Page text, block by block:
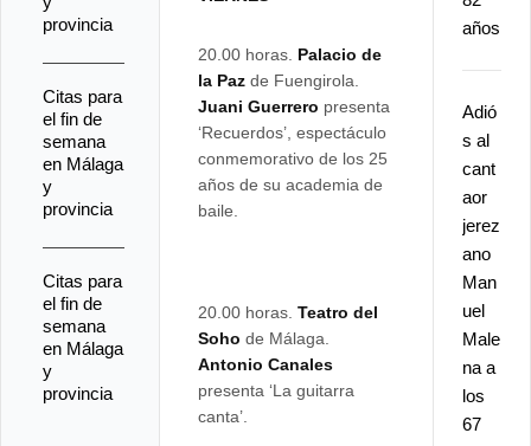
20.00 horas. Palacio de
la Pazde Fuengirola.
Juani Guerrero presenta
‘Recuerdos’, espectáculo
conmemorativo de los 25
años de su academia de
baile.
20.00 horas.Teatro del
Soho de Málaga.
Antonio Canales
presenta ‘La guitarra
canta’.
años
Adió
s al
cant
aor
jerez
ano
Man
uel
Male
na a
los
67
provincia
Citas para
el fin de
semana
en Málaga
y
provincia
Citas para
el fin de
semana
en Málaga
y
provincia